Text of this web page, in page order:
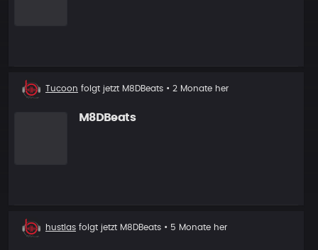
Neuer
Tucoon folgt jetzt M8DBeats • 2 Monate her
M8DBeats
Neuer
hustlas folgt jetzt M8DBeats • 5 Monate her